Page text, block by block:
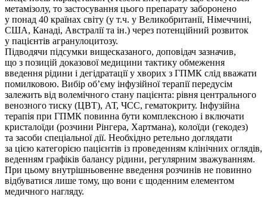
метамізолу, то застосування цього препарату заборонено
у понад 40 країнах світу (у т.ч. у Великобританії, Німеччині,
США, Канаді, Австралії та ін.) через потенційний розвиток
у пацієнтів агранулоцитозу.
Підводячи підсумки вищесказаного, доповідач зазначив,
що з позицій доказової медицини тактику обмеження
введення рідини і дегідратації у хворих з ГПМК слід вважати
помилковою. Вибір об’єму інфузійної терапії передусім
залежить від волемічного стану пацієнта: рівня центрального
венозного тиску (ЦВТ), АТ, ЧСС, гематокриту. Інфузійна
терапія при ГПМК повинна бути комплексною і включати
кристалоїди (розчини Рінгера, Хартмана), колоїди (гекодез)
та засоби спеціальної дії. Необхідно ретельно доглядати
за цією категорією пацієнтів із проведенням клінічних оглядів,
веденням графіків балансу рідини, регулярним зважуванням.
При цьому внутрішньовенне введення розчинів не повинно
відбуватися лише тому, що вони є щоденним елементом
медичного нагляду.